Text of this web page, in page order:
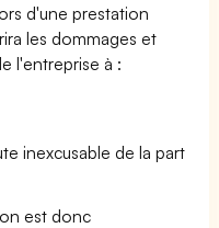
d'une prestation
les dommages et
l'entreprise à :
inexcusable de la part
est donc